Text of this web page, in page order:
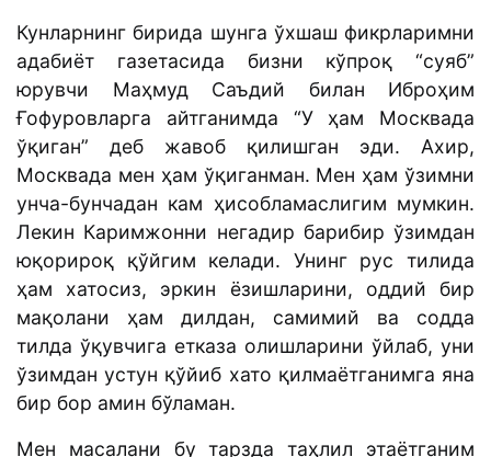
Кунларнинг бирида шунга ўхшаш фикрларимни
адабиёт газетасида бизни кўпроқ “суяб”
юрувчи Маҳмуд Саъдий билан Иброҳим
Ғофуровларга айтганимда “У ҳам Москвада
ўқиган” деб жавоб қилишган эди. Ахир,
Москвада мен ҳам ўқиганман. Мен ҳам ўзимни
унча-бунчадан кам ҳисобламаслигим мумкин.
Лекин Каримжонни негадир барибир ўзимдан
юқорироқ қўйгим келади. Унинг рус тилида
ҳам хатосиз, эркин ёзишларини, оддий бир
мақолани ҳам дилдан, самимий ва содда
тилда ўқувчига етказа олишларини ўйлаб, уни
ўзимдан устун қўйиб хато қилмаётганимга яна
бир бор амин бўламан.
Мен масалани бу тарзда таҳлил этаётганим